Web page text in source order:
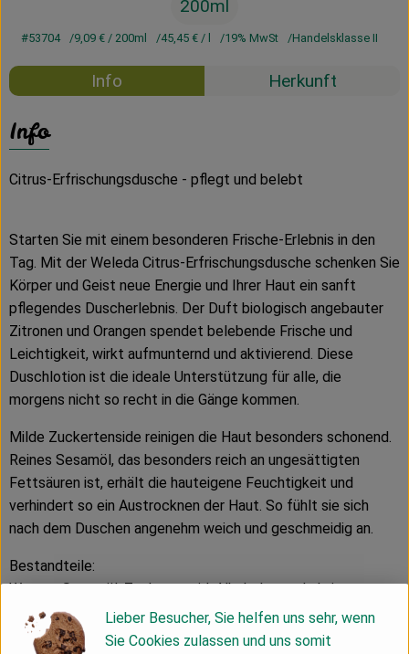
200ml
#53704 9,09 €/ 200ml 45,45 €/ l 19% MwSt Handelsklasse II
Info Herkunft
Info
Citrus-Erfrischungsdusche - pflegt und belebt
Starten Sie mit einem besonderen Frische-Erlebnis in den
Tag. Mit der Weleda Citrus-Erfrischungsdusche schenken Sie
Körper und Geist neue Energie und Ihrer Haut ein sanft
pflegendes Duscherlebnis. Der Duft biologisch angebauter
Zitronen und Orangen spendet belebende Frische und
Leichtigkeit, wirkt aufmunternd und aktivierend. Diese
Duschlotion ist die ideale Unterstützung für alle, die
morgens nicht so recht in die Gänge kommen.
Milde Zuckertenside reinigen die Haut besonders schonend.
Reines Sesamöl, das besonders reich an ungesättigten
Fettsäuren ist, erhält die hauteigene Feuchtigkeit und
verhindert so ein Austrocknen der Haut. So fühlt sie sich
nach dem Duschen angenehm weich und geschmeidig an.
Bestandteile:
Wasser, Sesamöl, Zuckertensid, Alkohol, waschaktive
Aminosäure, Glyzerin, Carrageenan, Zitronenöl, Xanthan,
Milchsäure, Mischung natürlicher ätherischer Öle.
Lieber Besucher, Sie helfen uns sehr, wenn
Sie Cookies zulassen und uns somit